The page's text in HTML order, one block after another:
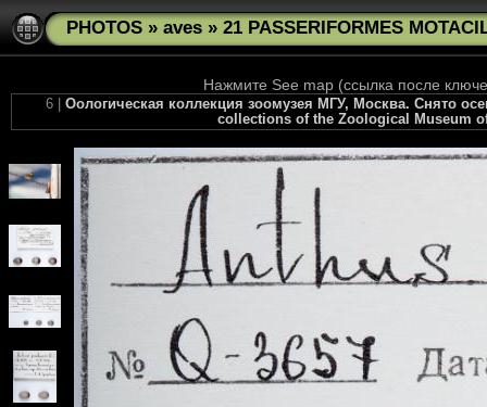
PHOTOS » aves » 21 PASSERIFORMES
Нажмите See map (ссылка после
6 | Оологическая коллекция зоомузея МГУ, Москва. Снято
collections of the Zoological Museum